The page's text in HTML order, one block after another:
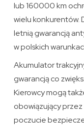
lub 160000 km
wielu konkurentów.
letnią gwarancją
w polskich
Akumulator
gwarancją co
Kierowcy mogą
obowiązujący
poczucie